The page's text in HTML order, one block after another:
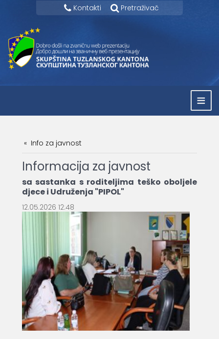
Kontakti Pretraživač
≡
Info za javnost
Informacija za javnost
sa sastanka s roditeljima teško oboljele
djece i Udruženja "PIPOL"
12.05.2026 12:48